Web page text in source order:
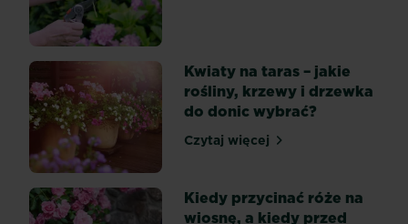
rośliny
wymagają
przycinania,
inne
wcale
tego
nie
potrzebują...
Kwiaty na taras – jakie
rośliny, krzewy i drzewka
do donic wybrać?
Czytaj więcejKwiaty na taras – jakie
Kiedy przycinać róże na
wiosnę, a kiedy przed